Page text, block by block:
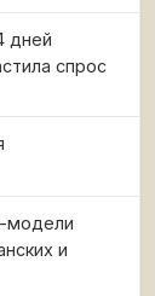
дней
спрос
модели
и